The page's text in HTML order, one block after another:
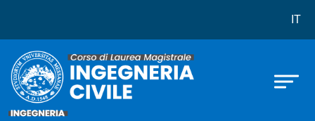
Corso di laurea in Ingegneria Civile
IT